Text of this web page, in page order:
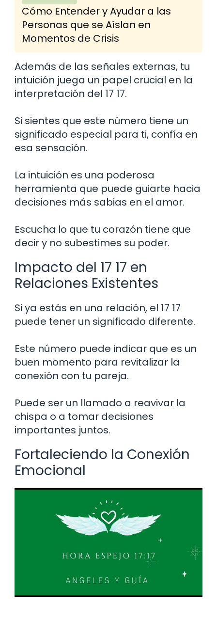
Cómo Entender y Ayudar a las
Personas que se Aíslan en
Momentos de Crisis
Además de las señales externas, tu
intuición juega un papel crucial en la
interpretación del 17 17.
Si sientes que este número tiene un
significado especial para ti, confía en
esa sensación.
La intuición es una poderosa
herramienta que puede guiarte hacia
decisiones más sabias en el amor.
Escucha lo que tu corazón tiene que
decir y no subestimes su poder.
Impacto del 17 17 en
Relaciones Existentes
Si ya estás en una relación, el 17 17
puede tener un significado diferente.
Este número puede indicar que es un
buen momento para revitalizar la
conexión con tu pareja.
Puede ser un llamado a reavivar la
chispa o a tomar decisiones
importantes juntos.
Fortaleciendo la Conexión
Emocional